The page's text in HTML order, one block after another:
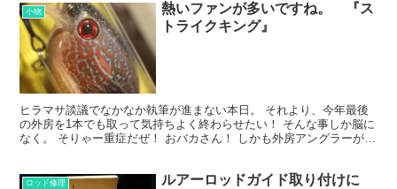
小物
熱いファンが多いですね。 『ス
トライクキング』
ヒラマサ談議でなかなか執筆が進まない本日。 それより、今年最後
の外房を1本でも取って気持ちよく終わらせたい！ そんな事しか脳に
なく。 そりゃー重症だぜ！ おバカさん！ しかも外房アングラーがほ
ロッド修理
ルアーロッドガイド取り付けに